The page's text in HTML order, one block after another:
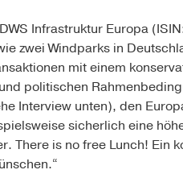
Infrastruktur Europa
zwei Windparks in
mit einem
politischen
Interview unten), den
sicherlich eine
There is no free Lunch! Ein